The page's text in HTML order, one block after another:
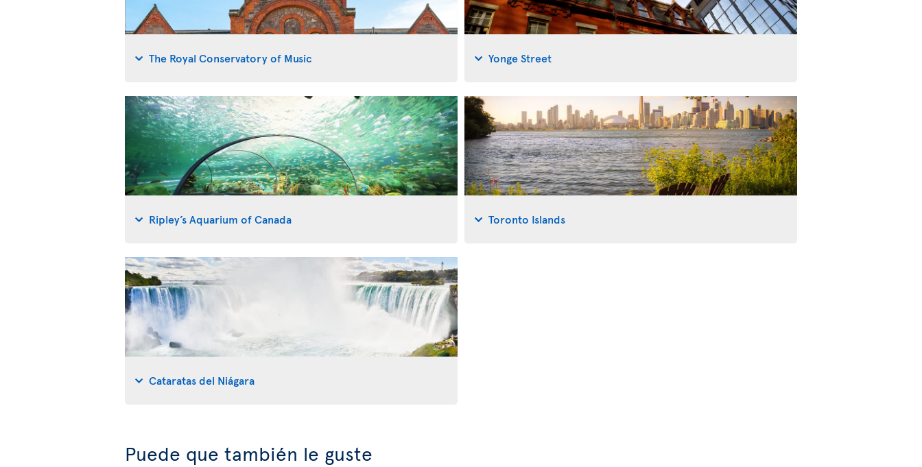
The Royal Conservatory of Music Yonge Street
Ripley’s Aquarium of Canada Toronto Islands
Cataratas del Niágara
Puede que también le guste